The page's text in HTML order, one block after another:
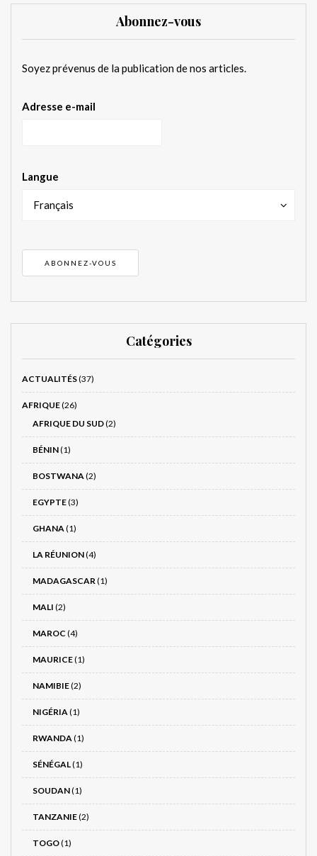
Abonnez-vous
Soyez prévenus de la publication de nos articles.
Adresse e-mail
Langue
Français
Catégories
ACTUALITÉS(37)
AFRIQUE(26)
AFRIQUE DU SUD(2)
BÉNIN(1)
BOSTWANA(2)
EGYPTE(3)
GHANA(1)
LA RÉUNION(4)
MADAGASCAR(1)
MALI (2)
MAROC (4)
MAURICE(1)
NAMIBIE(2)
NIGÉRIA(1)
RWANDA(1)
SÉNÉGAL(1)
SOUDAN(1)
TANZANIE(2)
TOGO(1)